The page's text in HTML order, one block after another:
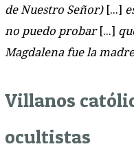
de Nuestro Señor) [...]
no puedo probar [...]
Magdalena fue la
Villanos
ocultistas